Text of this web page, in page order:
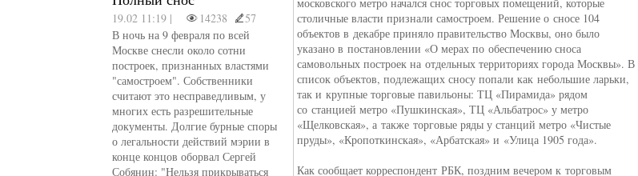
19.02 11:19 | 14238
57
В ночь на 9 февраля по всей
Москве снесли около сотни
построек, признанных властями
"самостроем". Собственники
считают это несправедливым, у
многих есть разрешительные
документы. Долгие бурные споры
о легальности действий мэрии в
конце концов оборвал Сергей
Собянин: "Нельзя прикрываться
столичные власти признали самостроем. Решение о сносе 104
объектов в декабре приняло правительство Москвы, оно было
указано в постановлении «О мерах по обеспечению сноса
самовольных построек на отдельных территориях города Москвы». В
список объектов, подлежащих сносу попали как небольшие ларьки,
так и крупные торговые павильоны: ТЦ «Пирамида» рядом
со станцией метро «Пушкинская», ТЦ «Альбатрос» у метро
«Щелковская», а также торговые ряды у станций метро «Чистые
пруды», «Кропоткинская», «Арбатская» и «Улица 1905 года».
Как сообщает корреспондент РБК, поздним вечером к торговым